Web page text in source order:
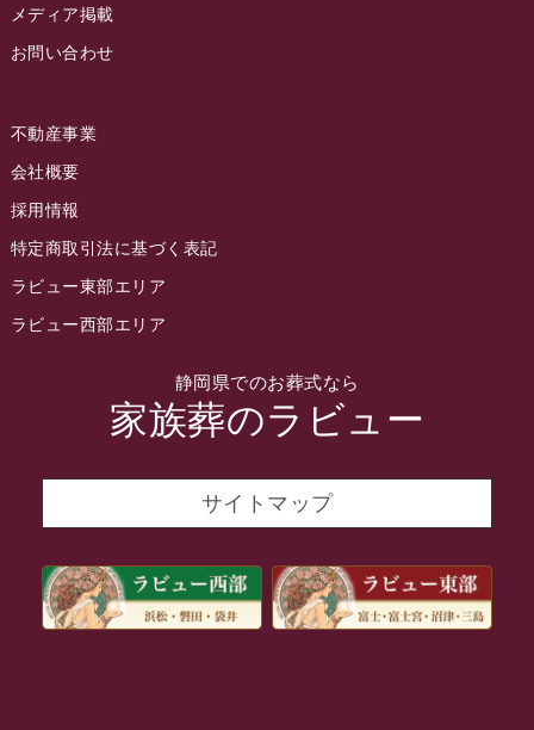
2022年8月
2022年7月
2022年5月
2022年4月
2021年9月
2021年8月
2021年7月
2021年6月
静岡県でのお葬式なら
家族葬のラビュー
サイトマップ
メディア掲載
お問い合わせ
不動産事業
会社概要
採用情報
特定商取引法に基づく表記
ラビュー東部エリア
ラビュー西部エリア